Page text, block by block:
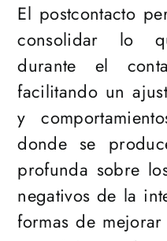
El postcontacto
consolidar lo
durante el
facilitando un
y
donde se
profunda sobre
negativos de la
formas de